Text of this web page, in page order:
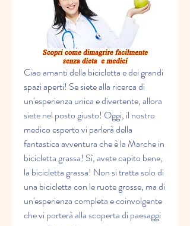
Ciao amanti della bicicletta e dei grandi
spazi aperti! Se siete alla ricerca di
un'esperienza unica e divertente, allora
siete nel posto giusto! Oggi, il nostro
medico esperto vi parlerà della
fantastica avventura che è la Marche in
bicicletta grassa! Sì, avete capito bene,
la bicicletta grassa! Non si tratta solo di
una bicicletta con le ruote grosse, ma di
un'esperienza completa e coinvolgente
che vi porterà alla scoperta di paesaggi